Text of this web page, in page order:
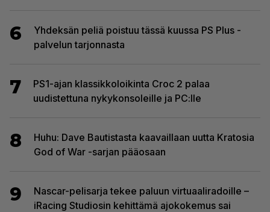
6
Yhdeksän peliä poistuu tässä kuussa PS Plus -
palvelun tarjonnasta
7
PS1-ajan klassikkoloikinta Croc 2 palaa
uudistettuna nykykonsoleille ja PC:lle
8
Huhu: Dave Bautistasta kaavaillaan uutta Kratosia
God of War -sarjan pääosaan
9
Nascar-pelisarja tekee paluun virtuaaliradoille –
iRacing Studiosin kehittämä ajokokemus sai